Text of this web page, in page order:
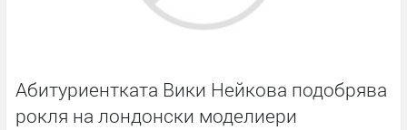
Абитуриентката Вики Нейкова подобрява
рокля на лондонски моделиери